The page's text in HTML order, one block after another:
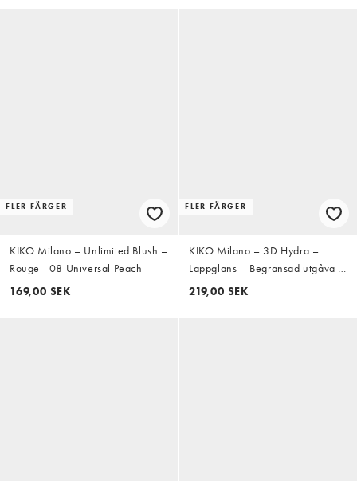
FLER FÄRGER
KIKO Milano – Unlimited Blush –
Rouge - 08 Universal Peach
169,00 SEK
FLER FÄRGER
KIKO Milano – 3D Hydra –
Läppglans – Begränsad utgåva –
45 Enchanting Rosewood
219,00 SEK